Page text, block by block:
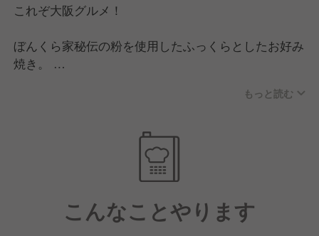
これぞ大阪グルメ！
ぼんくら家秘伝の粉を使用したふっくらとしたお好み
焼き。
芸人さんが足しげく通う大阪名物『お好み焼き』の有
山芋たっぷりの「ふわトロ食感」で、地元でもファン
が多いお好み焼き店です。お好み焼きはもちろん個性
豊かな鉄板メニューもたくさんあります。
特におすすめなのは『あほぼん焼』！道頓堀名物のエ
もっと読む
こんなことやります